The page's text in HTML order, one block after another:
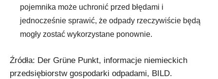
pojemnika może uchronić przed błędami i
jednocześnie sprawić, że odpady rzeczywiście będą
mogły zostać wykorzystane ponownie.
Źródła: Der Grüne Punkt, informacje niemieckich
przedsiębiorstw gospodarki odpadami, BILD.